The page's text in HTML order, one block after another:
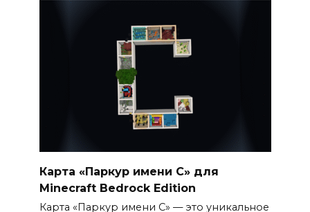
Карта «Паркур имени С» для
Minecraft Bedrock Edition
Карта «Паркур имени С» — это уникальное